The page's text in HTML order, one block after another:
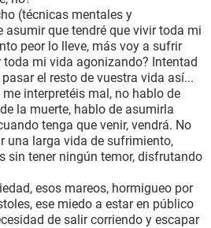
(técnicas mentales y
asumir que tendré que vivir toda mi
peor lo lleve, más voy a sufrir
toda mi vida agonizando? Intentad
el resto de vuestra vida así...
interpretéis mal, no hablo de
la muerte, hablo de asumirla
tenga que venir, vendrá. No
una larga vida de sufrimiento,
sin tener ningún temor, disfrutando
esos mareos, hormigueo por
ese miedo a estar en público
de salir corriendo y escapar